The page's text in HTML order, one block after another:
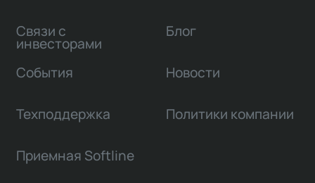
Связи с
инвесторами
Блог
События Новости
Техподдержка Политики компании
Приемная Softline